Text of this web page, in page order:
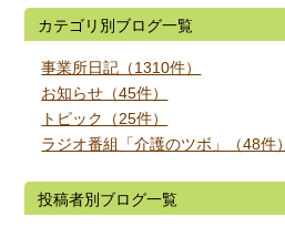
カテゴリ別ブログ一覧
事業所日記（1310件）
お知らせ（45件）
トピック（25件）
ラジオ番組「介護のツボ」（48件）
投稿者別ブログ一覧